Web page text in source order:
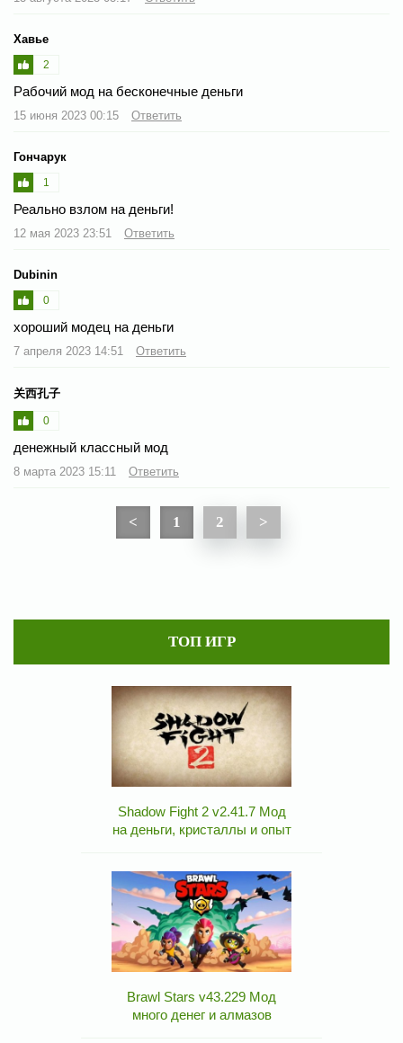
Хавье
2
Рабочий мод на бесконечные деньги
15 июня 2023 00:15 Ответить
Гончарук
1
Реально взлом на деньги!
12 мая 2023 23:51 Ответить
Dubinin
0
хороший модец на деньги
7 апреля 2023 14:51 Ответить
关西孔子
0
денежный классный мод
8 марта 2023 15:11 Ответить
< 1 2 >
ТОП ИГР
Shadow Fight 2 v2.41.7 Мод
на деньги, кристаллы и опыт
Brawl Stars v43.229 Мод
много денег и алмазов